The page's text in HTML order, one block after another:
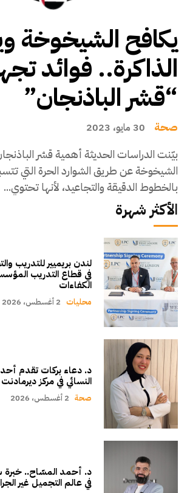
يكافح الشيخوخة
الذاكرة.. فوائد
“قشر الباذنجان”
صحة 30 مايو، 2023
بيّنت الدراسات الحديثة أهمية قشر
الشيخوخة عن طريق الشوارد الحرة التي
بالخطوط الدقيقة والتجاعيد، لأنها تحتوي...
الأكثر شهرة
لندن بريميير للتدريب
في قطاع التدريب
الكفاءات
محليات 2 أغسطس، 2026
د. دعاء بركات تقدم
النسائي في مركز
صحة 2 أغسطس، 2026
د. أحمد المسّاح.. خبرة
في عالم التجميل غير